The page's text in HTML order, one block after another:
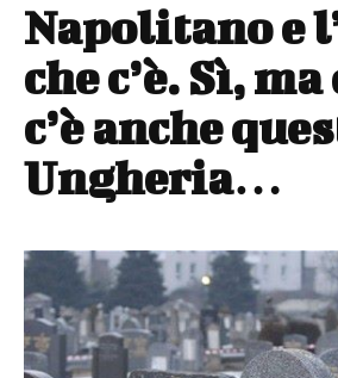
Napolitano e
che c’è. Sì,
c’è anche
Ungheria…